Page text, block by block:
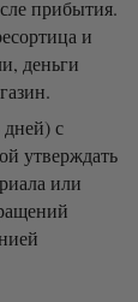
прибытия.
и
деньги
с
утверждать
или